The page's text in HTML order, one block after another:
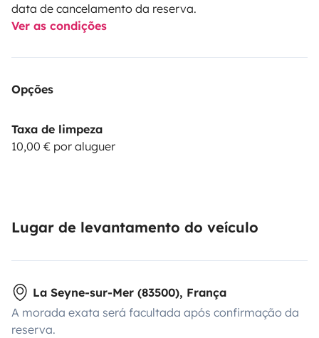
data de cancelamento da reserva.
Ver as condições
Opções
Taxa de limpeza
10,00 € por aluguer
Lugar de levantamento do veículo
La Seyne-sur-Mer (83500), França
A morada exata será facultada após confirmação da
reserva.